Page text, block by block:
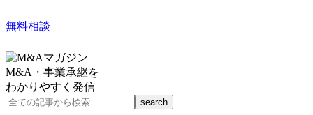
無料相談
M&A・事業承継を
わかりやすく発信